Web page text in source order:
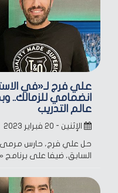
علي فرج لـ«في
انضمامي للزمالك..
عالم التدريب
الإثنين - ٢٠ فبراير ٢٠٢٣
حل علي فرج، حارس مرمى
السابق، ضيفا على برنامج